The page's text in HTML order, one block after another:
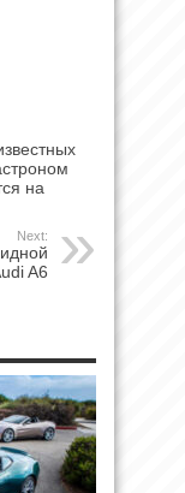
на
Next:
A6